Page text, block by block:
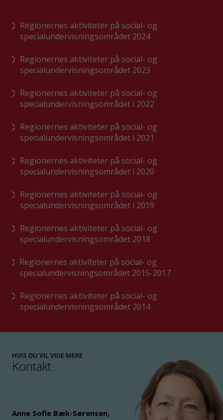
Regionernes aktiviteter på social- og
specialundervisningsområdet 2024
Regionernes aktiviteter på social- og
specialundervisningsområdet 2023
Regionernes aktiviteter på social- og
specialundervisningsområdet i 2022
Regionernes aktiviteter på social- og
specialundervisningsområdet i 2021
Regionernes aktiviteter på social- og
specialundervisningsområdet i 2020
Regionernes aktiviteter på social- og
specialundervisningsområdet i 2019
Regionernes aktiviteter på social- og
specialundervisningsområdet 2018
Regionernes aktiviteter på social- og
specialundervisningsområdet 2015-2017
Regionernes aktiviteter på social- og
specialundervisningsområdet 2014
HVIS DU VIL VIDE MERE
Kontakt
Anne Sofie Bæk-Sørensen,